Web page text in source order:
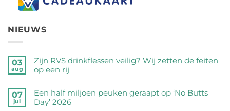
NIEUWS
03
aug
Zijn RVS drinkflessen veilig? Wij zetten de feiten
op een rij
reacties
op
07
jul
Een half miljoen peuken geraapt op ‘No Butts
Day’ 2026